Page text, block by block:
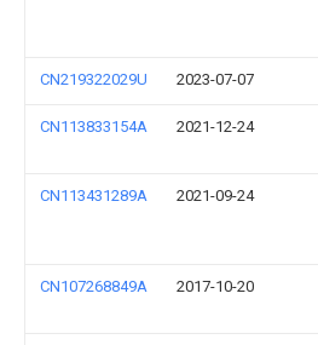
CN219322029U 2023-07-07
CN113833154A 2021-12-24
CN113431289A 2021-09-24
CN107268849A 2017-10-20